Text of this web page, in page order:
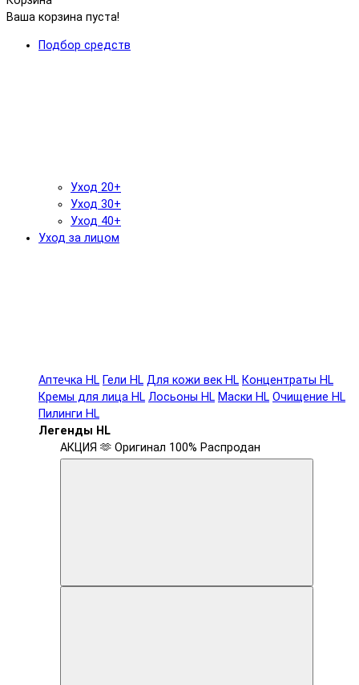
Ваша корзина пуста!
Подбор средств
Уход 20+
Уход 30+
Уход 40+
Уход за лицом
Аптечка HL Гели HL Для кожи век HL Концентраты HL
Кремы для лица HL Лосьоны HL Маски HL Очищение HL
Пилинги HL
Легенды HL
АКЦИЯ 🫶 Оригинал 100% Распродан